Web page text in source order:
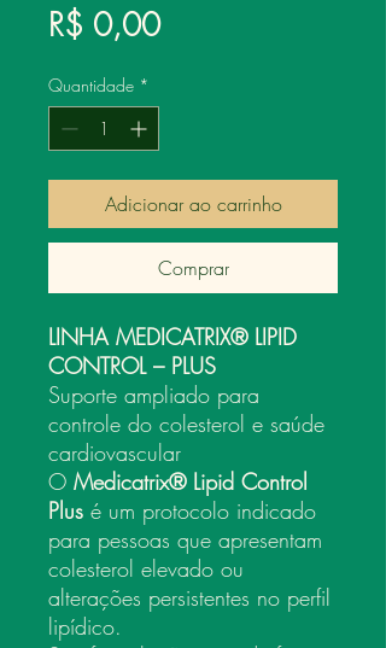
R$ 0,00Preço
Quantidade *
Adicionar ao carrinho
Comprar
LINHA MEDICATRIX® LIPID
CONTROL – PLUS
Suporte ampliado para
controle do colesterol e saúde
cardiovascular
O Medicatrix® Lipid Control
Plus é um protocolo indicado
para pessoas que apresentam
colesterol elevado ou
alterações persistentes no perfil
lipídico.